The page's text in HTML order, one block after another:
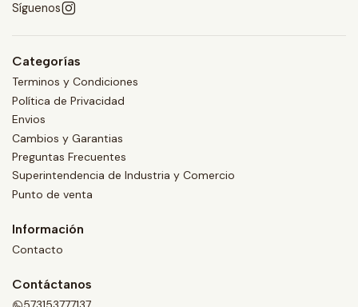
Síguenos
Categorías
Terminos y Condiciones
Política de Privacidad
Envios
Cambios y Garantias
Preguntas Frecuentes
Superintendencia de Industria y Comercio
Punto de venta
Información
Contacto
Contáctanos